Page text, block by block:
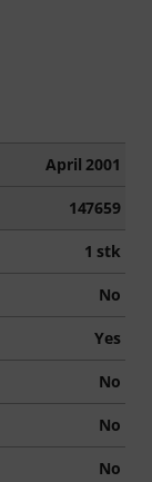
April 2001
147659
1 stk
No
Yes
No
No
No